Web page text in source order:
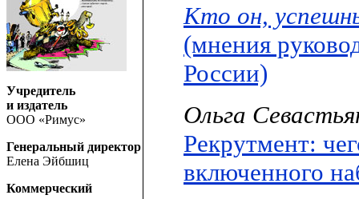
Учредитель
и издатель
ООО «Римус»
Генеральный директор
Елена Эйбшиц
Коммерческий
Кто он,
(мнения
России)
Ольга
Рекрутмент:
включенного